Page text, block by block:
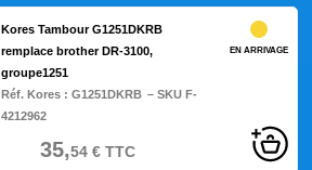
Kores Tambour G1251DKRB
remplace brother DR-3100,
groupe1251
Réf. Kores : G1251DKRB – SKU F-
4212962
EN ARRIVAGE
35,54€TTC